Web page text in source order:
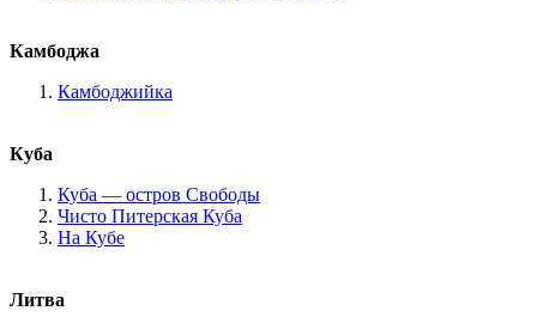
Камбоджа
Камбоджийка
Куба
Куба — остров Свободы
Чисто Питерская Куба
На Кубе
Литва